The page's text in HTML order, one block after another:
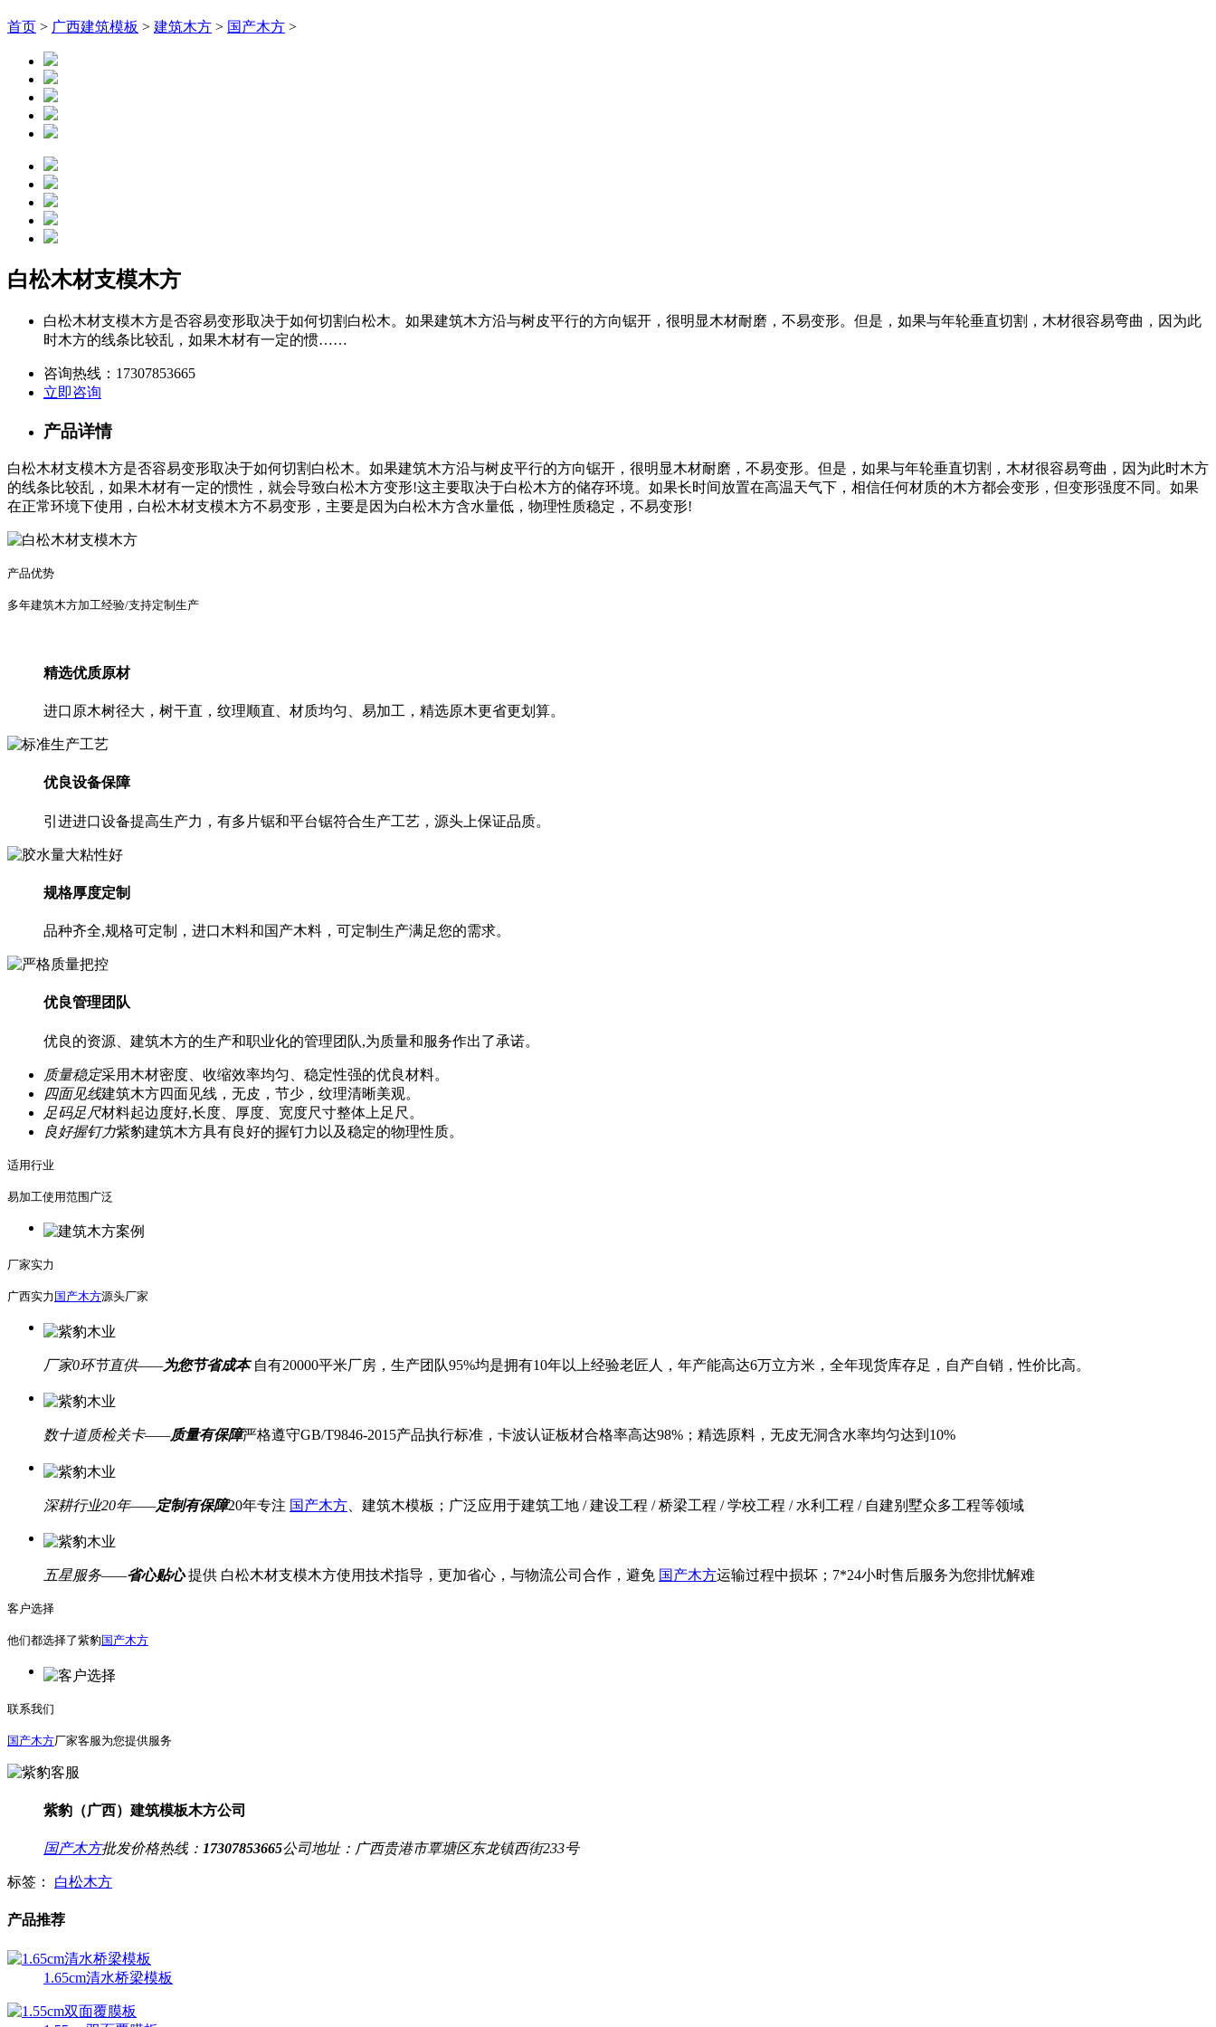
首页 > 广西建筑模板 > 建筑木方 > 国产木方 >
白松木材支模木方
白松木材支模木方是否容易变形取决于如何切割白松木。如果建筑木方沿与树皮平行的方向锯开，很明显木材耐磨，不易变形。但是，如果与年轮垂直切割，木材很容易弯曲，因为此
时木方的线条比较乱，如果木材有一定的惯……
咨询热线： 17307853665
立即咨询
产品详情
白松木材支模木方是否容易变形取决于如何切割白松木。如果建筑木方沿与树皮平行的方向锯开，很明显木材耐磨，不易变形。但是，如果与年轮垂直切割，木材很容易弯曲，因为此时木方
的线条比较乱，如果木材有一定的惯性，就会导致白松木方变形!这主要取决于白松木方的储存环境。如果长时间放置在高温天气下，相信任何材质的木方都会变形，但变形强度不同。如果
在正常环境下使用，白松木材支模木方不易变形，主要是因为白松木方含水量低，物理性质稳定，不易变形!
产品优势
多年建筑木方加工经验/支持定制生产
精选优质原材
进口原木树径大，树干直，纹理顺直、材质均匀、易加工，精选原木更省更划算。
优良设备保障
引进进口设备提高生产力，有多片锯和平台锯符合生产工艺，源头上保证品质。
规格厚度定制
品种齐全,规格可定制，进口木料和国产木料，可定制生产满足您的需求。
优良管理团队
优良的资源、建筑木方的生产和职业化的管理团队,为质量和服务作出了承诺。
质量稳定采用木材密度、收缩效率均匀、稳定性强的优良材料。
四面见线建筑木方四面见线，无皮，节少，纹理清晰美观。
足码足尺材料起边度好,长度、厚度、宽度尺寸整体上足尺。
良好握钉力紫豹建筑木方具有良好的握钉力以及稳定的物理性质。
适用行业
易加工使用范围广泛
厂家实力
广西实力 国产木方源头厂家
厂家0环节直供——为您节省成本 自有20000平米厂房，生产团队95%均是拥有10年以上经验老匠人，年产能高达6万立方米，全年现货库存足，自产自销，性价比高。
数十道质检关卡——质量有保障严格遵守GB/T9846-2015产品执行标准，卡波认证板材合格率高达98%；精选原料，无皮无洞含水率均匀达到10%
深耕行业20年——定制有保障20年专注 国产木方 、建筑木模板；广泛应用于建筑工地 / 建设工程 / 桥梁工程 / 学校工程 / 水利工程 / 自建别墅众多工程等领域
五星服务——省心贴心 提供 白松木材支模木方使用技术指导，更加省心，与物流公司合作，避免 国产木方运输过程中损坏；7*24小时售后服务为您排忧解难
客户选择
他们都选择了紫豹 国产木方
联系我们
国产木方厂家客服为您提供服务
紫豹（广西）建筑模板木方公司
国产木方批发价格热线： 17307853665公司地址： 广西贵港市覃塘区东龙镇西街233号
标签： 白松木方
产品推荐
1.65cm清水桥梁模板